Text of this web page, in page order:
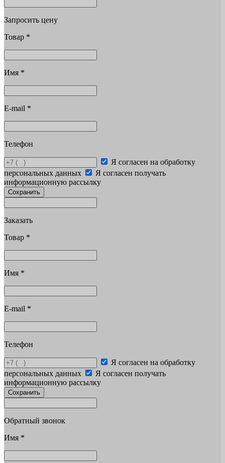
Запросить цену
Товар *
Имя *
E-mail *
Телефон
Я согласен на обработку
персональных данных
Я согласен получать
информационную рассылку
Сохранить
Заказать
Товар *
Имя *
E-mail *
Телефон
Я согласен на обработку
персональных данных
Я согласен получать
информационную рассылку
Сохранить
Обратный звонок
Имя *